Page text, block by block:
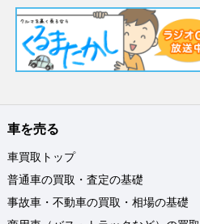
車を売る
車買取トップ
普通車の買取・査定の基礎
事故車・不動車の買取・相場の基礎